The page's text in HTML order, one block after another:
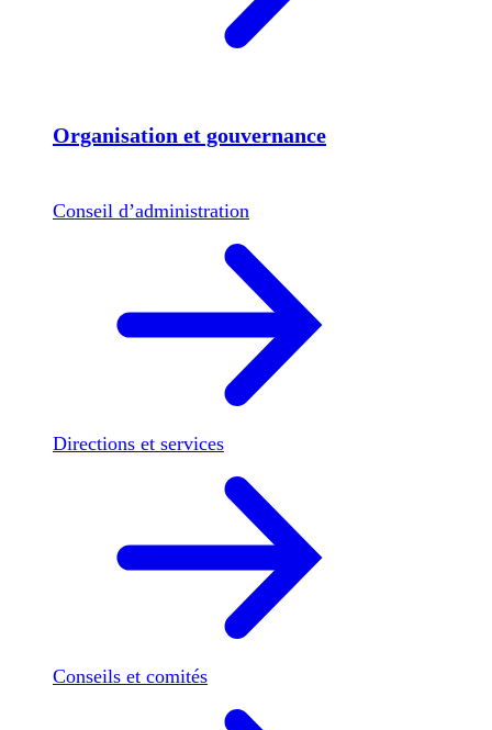
Organisation et gouvernance
Conseil d’administration
Directions et services
Conseils et comités